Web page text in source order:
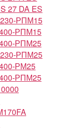
27 DA ES
РПМ15
РПМ15
РПМ25
РПМ25
РМ25
РПМ25